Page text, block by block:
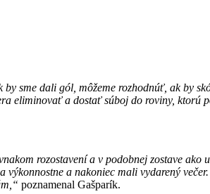
sme dali gól, môžeme rozhodnúť, ak by
eliminovať a dostať súboj do roviny, ktorú
rozostavení a v podobnej zostave ako
a nakoniec mali vydarený
poznamenal Gašparík.